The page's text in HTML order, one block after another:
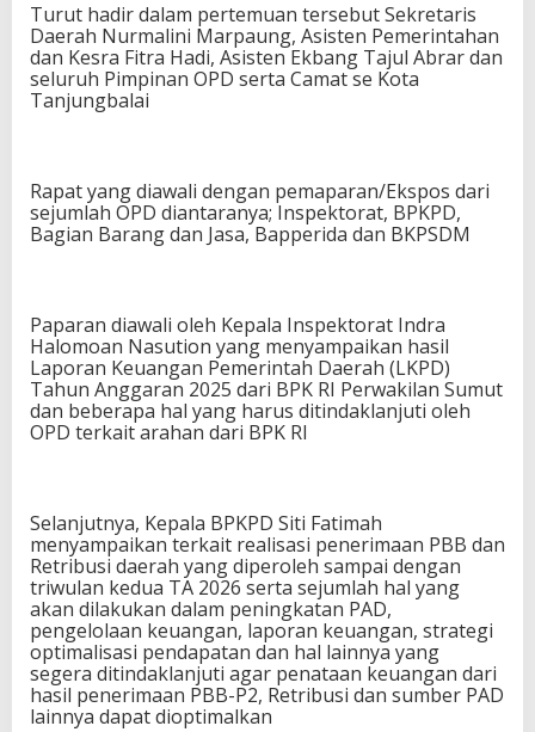
Turut hadir dalam pertemuan tersebut Sekretaris
Daerah Nurmalini Marpaung, Asisten Pemerintahan
dan Kesra Fitra Hadi, Asisten Ekbang Tajul Abrar dan
seluruh Pimpinan OPD serta Camat se Kota
Tanjungbalai
Rapat yang diawali dengan pemaparan/Ekspos dari
sejumlah OPD diantaranya; Inspektorat, BPKPD,
Bagian Barang dan Jasa, Bapperida dan BKPSDM
Paparan diawali oleh Kepala Inspektorat Indra
Halomoan Nasution yang menyampaikan hasil
Laporan Keuangan Pemerintah Daerah (LKPD)
Tahun Anggaran 2025 dari BPK RI Perwakilan Sumut
dan beberapa hal yang harus ditindaklanjuti oleh
OPD terkait arahan dari BPK RI
Selanjutnya, Kepala BPKPD Siti Fatimah
menyampaikan terkait realisasi penerimaan PBB dan
Retribusi daerah yang diperoleh sampai dengan
triwulan kedua TA 2026 serta sejumlah hal yang
akan dilakukan dalam peningkatan PAD,
pengelolaan keuangan, laporan keuangan, strategi
optimalisasi pendapatan dan hal lainnya yang
segera ditindaklanjuti agar penataan keuangan dari
hasil penerimaan PBB-P2, Retribusi dan sumber PAD
lainnya dapat dioptimalkan